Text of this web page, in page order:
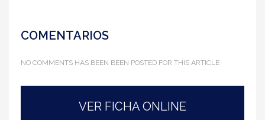
COMENTARIOS
NO COMMENTS HAS BEEN BEEN POSTED FOR THIS ARTICLE
VER FICHA ONLINE